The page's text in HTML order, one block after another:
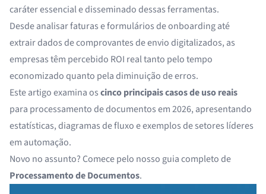
caráter essencial e disseminado dessas ferramentas.
Desde analisar faturas e formulários de onboarding até
extrair dados de comprovantes de envio digitalizados, as
empresas têm percebido ROI real tanto pelo tempo
economizado quanto pela diminuição de erros.
Este artigo examina oscinco principais casos de uso reais
para processamento de documentos em 2026, apresentando
estatísticas, diagramas de fluxo e exemplos de setores líderes
em automação.
Novo no assunto? Comece pelo nosso guia completo de
Processamento de Documentos.